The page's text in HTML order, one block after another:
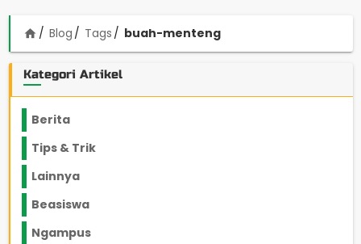
home Blog Tags buah-menteng
Kategori Artikel
Berita
Tips & Trik
Lainnya
Beasiswa
Ngampus